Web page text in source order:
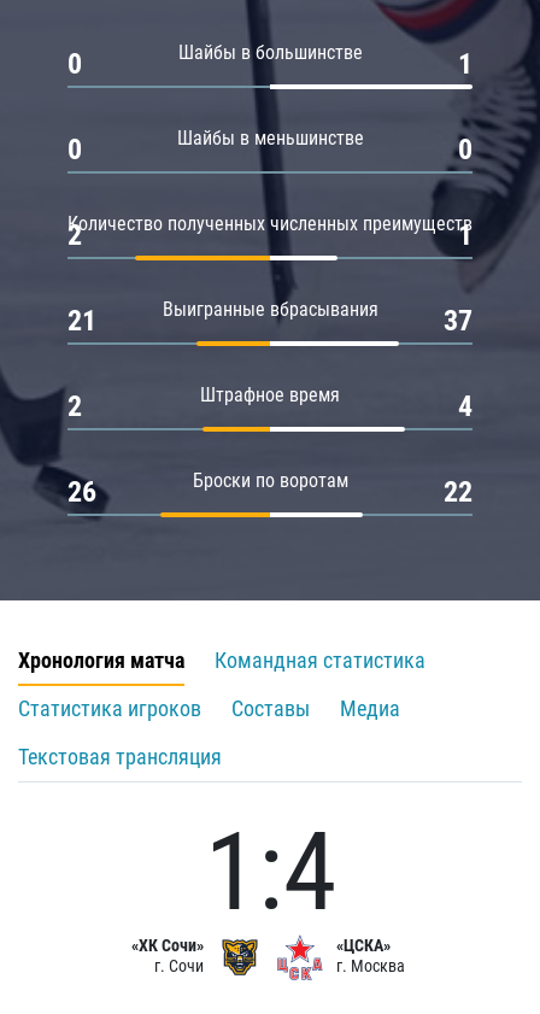
Шайбы в большинстве
0 1
Шайбы в меньшинстве
0 0
Количество полученных численных преимуществ
2 1
Выигранные вбрасывания
21 37
Штрафное время
2 4
Броски по воротам
26 22
Хронология матча
Командная статистика
Статистика игроков
Составы
Медиа
Текстовая трансляция
«ХК Сочи»
г. Сочи
1:4
«ЦСКА»
г. Москва